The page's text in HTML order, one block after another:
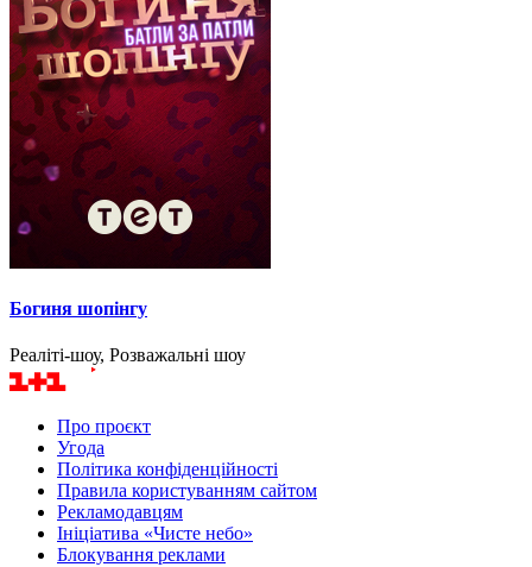
Богиня шопінгу
Реаліті-шоу, Розважальні шоу
Про проєкт
Угода
Політика конфіденційності
Правила користуванням сайтом
Рекламодавцям
Ініціатива «Чисте небо»
Блокування реклами